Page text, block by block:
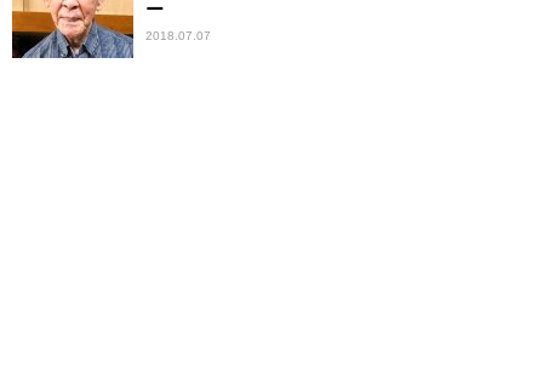
ー
2018.07.07